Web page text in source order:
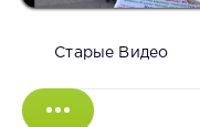
Старые Видео